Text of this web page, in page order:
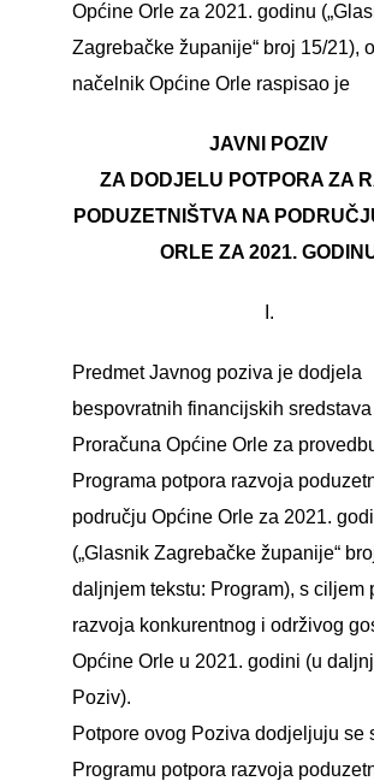
Općine Orle za 2021. godinu
Zagrebačke županije“ broj 15/21),
načelnik Općine Orle raspisao je
JAVNI POZIV
ZA DODJELU POTPORA ZA
PODUZETNIŠTVA NA
ORLE ZA 2021.
I.
Predmet Javnog poziva je dodjela
bespovratnih financijskih sredstava
Proračuna Općine Orle za
Programa potpora razvoja
području Općine Orle za 2021.
(„Glasnik Zagrebačke županije“
daljnjem tekstu: Program), s ciljem
razvoja konkurentnog i održivog
Općine Orle u 2021. godini (u
Poziv).
Potpore ovog Poziva dodjeljuju se
Programu potpora razvoja